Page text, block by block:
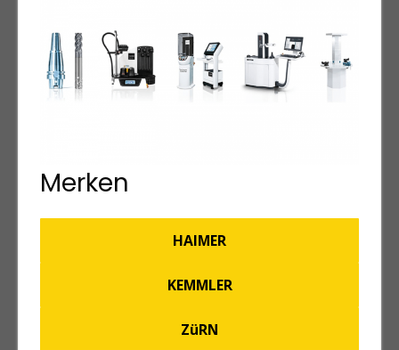
Merken
HAIMER
KEMMLER
ZüRN